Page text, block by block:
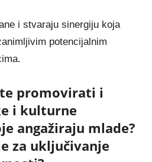
i stvaraju sinergiju koja
potencijalnim
promovirati i
i kulturne
angažiraju mlade?
za uključivanje